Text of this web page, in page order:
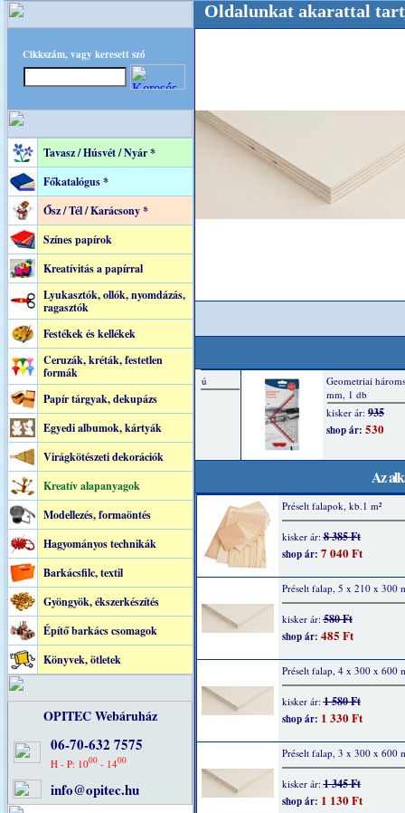
Cikkszám, vagy keresett szó
Tavasz / Húsvét / Nyár *
Főkatalógus *
Ősz / Tél / Karácsony *
Színes papírok
Kreatívitás a papírral
Lyukasztók, ollók, nyomdázás,
ragasztók
Festékek és kellékek
Ceruzák, kréták, festetlen
formák
Papír tárgyak, dekupázs
Egyedi albumok, kártyák
Virágkötészeti dekorációk
Kreatív alapanyagok
Modellezés, formaöntés
Hagyományos technikák
Barkácsfilc, textil
Gyöngyök, ékszerkészítés
Építő barkács csomagok
Könyvek, ötletek
OPITEC Webáruház
06-70-632 7575
H - P: 1000 - 1400
info@opitec.hu
+++++++ Oldalunkat akarattal tartjuk
Az
Préselt falapok, kb.1 m²
kisker ár:8 385 Ft
shop ár: 7 040 Ft
Préselt falap, 5 x 210 x 300
kisker ár:580 Ft
shop ár: 485 Ft
Préselt falap, 4 x 300 x 600
kisker ár:1 580 Ft
shop ár: 1 330 Ft
Préselt falap, 3 x 300 x 600
kisker ár:1 345 Ft
shop ár: 1 130 Ft